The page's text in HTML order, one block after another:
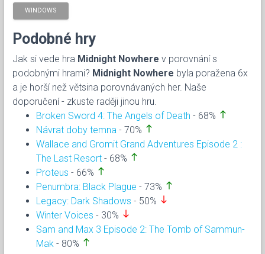
WINDOWS
Podobné hry
Jak si vede hra Midnight Nowhere v porovnání s
podobnými hrami? Midnight Nowhere byla poražena 6x
a je horší než větsina porovnávaných her. Naše
doporučení - zkuste raději jinou hru.
Broken Sword 4: The Angels of Death - 68% north
Návrat doby temna - 70% north
Wallace and Gromit Grand Adventures Episode 2 :
The Last Resort - 68% north
Proteus - 66% north
Penumbra: Black Plague - 73% north
Legacy: Dark Shadows - 50% south
Winter Voices - 30% south
Sam and Max 3 Episode 2: The Tomb of Sammun-
Mak - 80% north